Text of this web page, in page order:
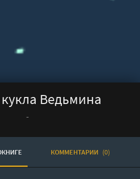
Ведьмина
-
КОММЕНТАРИИ (0)